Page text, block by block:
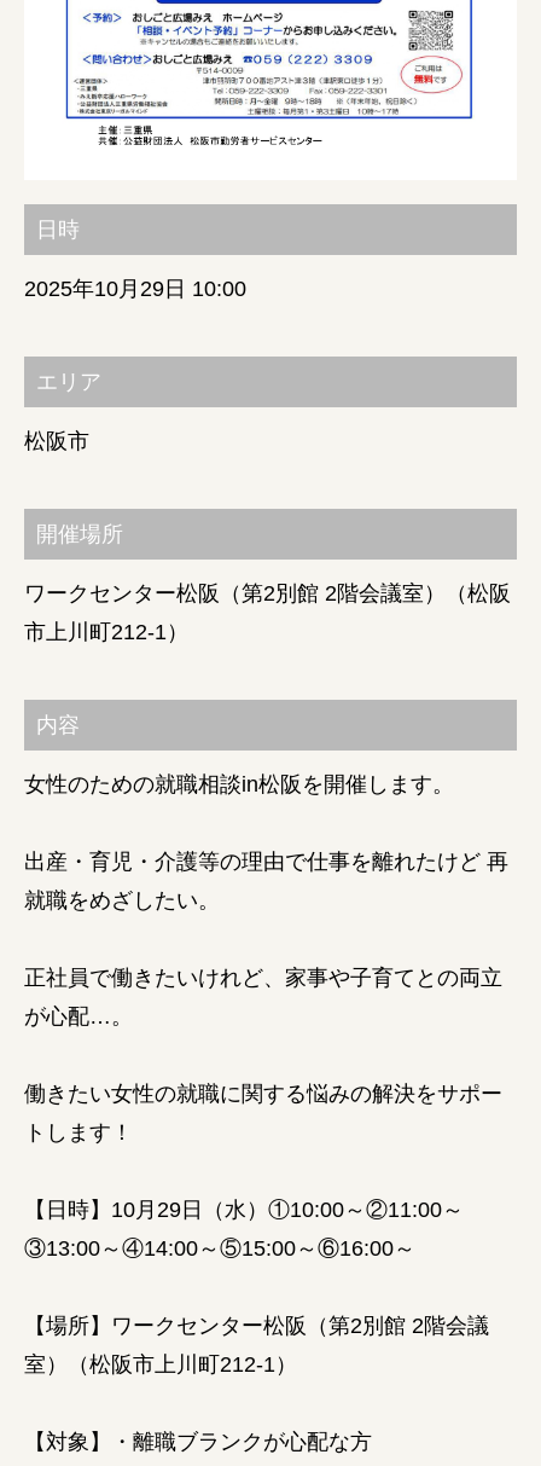
美し国みえ 移住ポータルサイト
おしごと広場みえ
みえの企業まるわかりNAVI
みえの仕事マッチングサイト
シルバー人材の就労支援
障がい者の就労支援
日時
2025年10月29日 10:00
エリア
松阪市
開催場所
ワークセンター松阪（第2別館 2階会議室）（松阪
市上川町212-1）
内容
女性のための就職相談in松阪を開催します。
出産・育児・介護等の理由で仕事を離れたけど 再
就職をめざしたい。
正社員で働きたいけれど、家事や子育てとの両立
が心配…。
働きたい女性の就職に関する悩みの解決をサポー
トします！
【日時】10月29日（水）①10:00～②11:00～
③13:00～④14:00～⑤15:00～⑥16:00～
【場所】ワークセンター松阪（第2別館 2階会議
室）（松阪市上川町212-1）
【対象】・離職ブランクが心配な方